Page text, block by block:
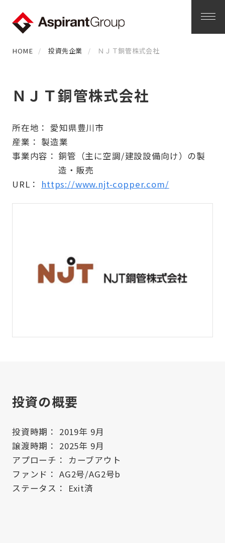
HOME 投資先企業 ＮＪＴ銅管株式会社
ＮＪＴ銅管株式会社
所在地： 愛知県豊川市
産業： 製造業
事業内容： 銅管（主に空調/建設設備向け）の製
造・販売
URL： https://www.njt-copper.com/
投資の概要
投資時期： 2019年 9月
譲渡時期： 2025年 9月
アプローチ： カーブアウト
ファンド： AG2号/AG2号b
ステータス： Exit済